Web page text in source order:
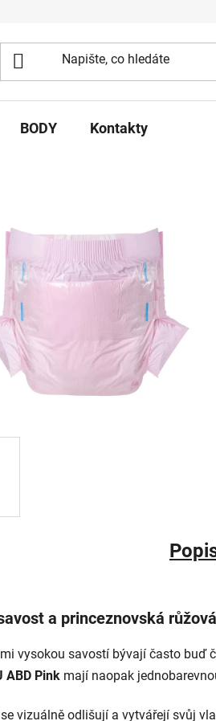
BODY Kontakty
a princeznovská růžová
vysokou savostí bývají často buď
ABD Pink mají naopak
vizuálně odlišují a vytvářejí svůj